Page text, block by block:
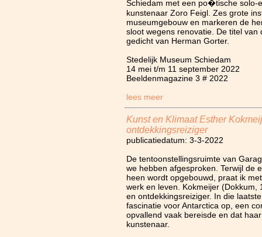
Schiedam met een po�tische solo-
kunstenaar Zoro Feigl. Zes grote
museumgebouw en markeren de
sloot wegens renovatie. De titel
gedicht van Herman Gorter.
Stedelijk Museum Schiedam
14 mei t/m 11 september 2022
Beeldenmagazine 3 # 2022
lees meer
Kunst en Klimaat Esther
ontdekkingsreiziger
publicatiedatum: 3-3-2022
De tentoonstellingsruimte van
we hebben afgesproken. Terwijl de
heen wordt opgebouwd, praat ik
werk en leven. Kokmeijer (Dokkum,
en ontdekkingsreiziger. In die
fascinatie voor Antarctica op, een
opvallend vaak bereisde en dat
kunstenaar.